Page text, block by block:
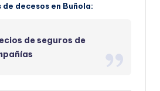
decesos en Buñola:
de seguros de